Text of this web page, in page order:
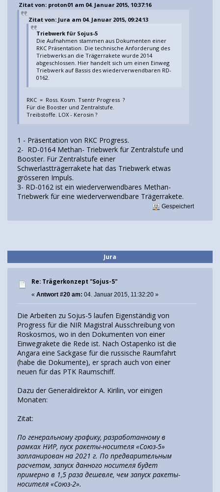
Zitat von: proton01 am 04. Januar 2015, 10:37:16
Zitat von: Jura am 04. Januar 2015, 09:24:13
Triebwerk für Sojus-5
Die Aufnahmen stammen aus Dokumenten einer
RKC Präsentation. Die technische Anforderung des
Triebwerks an die Trägerrakete wurde 2014
abgeschlossen. Hier handelt sich um einen Einweg
Triebwerk auf Bassis des wiederverwendbaren RD-
0162.
RKC = Ross. Kosm. Tsentr Progress ?
Für die Booster und Zentralstufe.
Treibstoffe. LOX - Kerosin ?
1 - Präsentation von RKC Progress.
2- RD-0164 Methan- Triebwerk für Zentralstufe und
Booster. Für Zentralstufe einer
Schwerlastträgerrakete hat das Triebwerk etwas
grösseren Impuls.
3- RD-0162 ist ein wiederverwendbares Methan-
Triebwerk für eine wiederverwendbare Trägerrakete.
Gespeichert
Jura
Re: Trägerkonzept "Sojus-5"
« Antwort #20 am: 04. Januar 2015, 11:32:20 »
Die Arbeiten zu Sojus-5 laufen Eigenständig von
Progress für die NIR Magistral Ausschreibung von
Roskosmos, wo in den Dokumenten von einer
Einwegrakete die Rede ist. Nach Ostapenko ist die
Angara eine Sackgase für die russische Raumfahrt
(habe die Dokumente), er sprach auch von einer
neuen für das PTK Raumschiff.
Dazu der Generaldirektor A. Kirilin, vor einigen
Monaten:
Zitat:
По генеральному графику, разработанному в
рамках НИР, пуск ракеты-носителя «Союз-5»
запланирован на 2021 г. По предварительным
расчетам, запуск данного носителя будет
примерно в 1,5 раза дешевле, чем запуск ракеты-
носителя «Союз-2».